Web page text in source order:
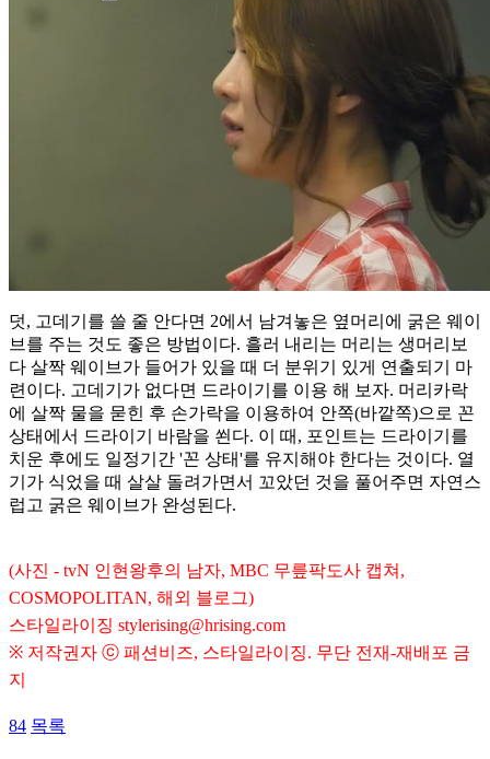
덧, 고데기를 쓸 줄 안다면 2에서 남겨놓은 옆머리에 굵은 웨이
브를 주는 것도 좋은 방법이다. 흘러 내리는 머리는 생머리보
다 살짝 웨이브가 들어가 있을 때 더 분위기 있게 연출되기 마
련이다. 고데기가 없다면 드라이기를 이용 해 보자. 머리카락
에 살짝 물을 묻힌 후 손가락을 이용하여 안쪽(바깥쪽)으로 꼰
상태에서 드라이기 바람을 쐰다. 이 때, 포인트는 드라이기를
치운 후에도 일정기간 '꼰 상태'를 유지해야 한다는 것이다. 열
기가 식었을 때 살살 돌려가면서 꼬았던 것을 풀어주면 자연스
럽고 굵은 웨이브가 완성된다.
(사진 - tvN 인현왕후의 남자, MBC 무릎팍도사 캡쳐,
COSMOPOLITAN, 해외 블로그)
스타일라이징 stylerising@hrising.com
※ 저작권자 ⓒ 패션비즈, 스타일라이징. 무단 전재-재배포 금
지
84 목록